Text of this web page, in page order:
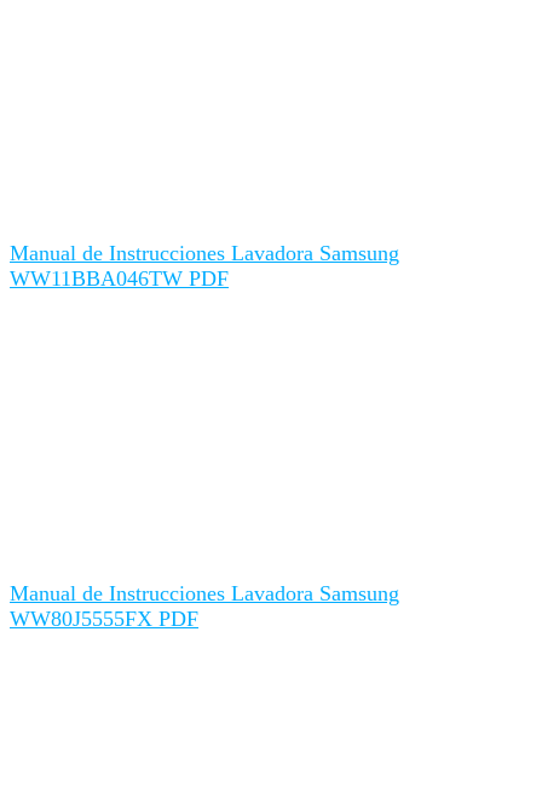
Manual de Instrucciones Lavadora Samsung
WW11BBA046TW PDF
Manual de Instrucciones Lavadora Samsung
WW80J5555FX PDF